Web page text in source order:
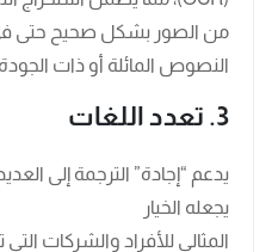
من الصور بشكل صحيح حتى
النصوص المائلة أو ذات
3. تعدد اللغات
يدعم “إجادة” الترجمة إلى
يجعله الخيار
المثالي للأفراد والشركات